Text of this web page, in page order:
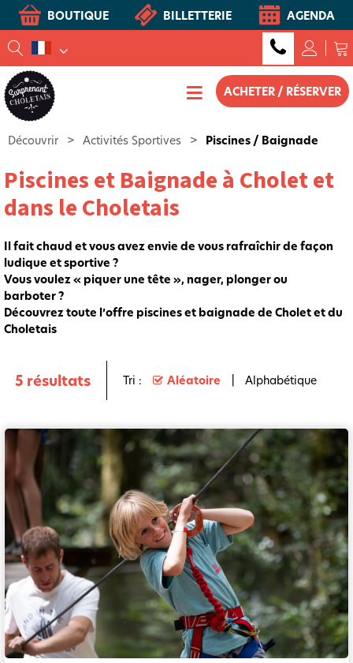
BOUTIQUE BILLETTERIE AGENDA
ACHETER / RÉSERVER
Découvrir > Activités Sportives > Piscines / Baignade
Piscines et Baignade à Cholet et
dans le Choletais
Il fait chaud et vous avez envie de vous rafraîchir de façon
ludique et sportive ?
Vous voulez « piquer une tête », nager, plonger ou
barboter ?
Découvrez toute l’offre piscines et baignade de Cholet et du
Choletais
5 résultats Tri : Aléatoire Alphabétique